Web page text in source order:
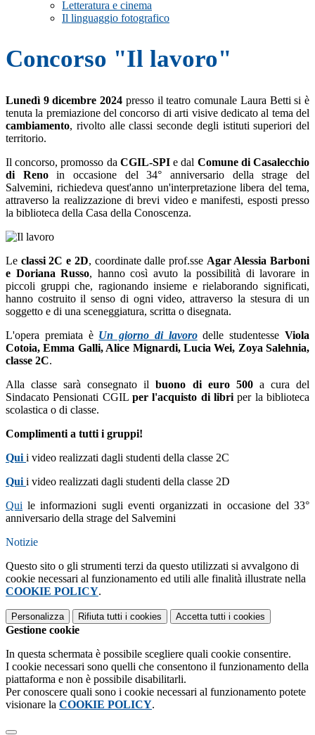
Letteratura e cinema
Il linguaggio fotografico
Concorso "Il lavoro"
Lunedì 9 dicembre 2024 presso il teatro comunale Laura Betti si è
tenuta la premiazione del concorso di arti visive dedicato al tema del
cambiamento, rivolto alle classi seconde degli istituti superiori del
territorio.
Il concorso, promosso da CGIL-SPIe dal Comune di Casalecchio
di Renoin occasione del 34° anniversario della strage del
Salvemini, richiedeva quest'anno un'interpretazione libera del tema,
attraverso la realizzazione di brevi video e manifesti, esposti presso
la biblioteca della Casa della Conoscenza.
Le classi 2C e 2D, coordinate dalle prof.sse Agar Alessia Barboni
e Doriana Russo, hanno così avuto la possibilità di lavorare in
piccoli gruppi che, ragionando insieme e rielaborando significati,
hanno costruito il senso di ogni video, attraverso la stesura di un
soggetto e di una sceneggiatura, scritta o disegnata.
L'opera premiata è Un giorno di lavorodelle studentesseViola
Cotoia, Emma Galli, Alice Mignardi, Lucia Wei, Zoya Salehnia,
classe 2C.
Alla classe sarà consegnato ilbuono di euro 500a cura del
Sindacato Pensionati CGIL per l'acquisto di libri per la biblioteca
scolastica o di classe.
Complimenti a tutti i gruppi!
Qui i video realizzati dagli studenti della classe 2C
Qui i video realizzati dagli studenti della classe 2D
Qui le informazioni sugli eventi organizzati in occasione del 33°
anniversario della strage del Salvemini
Notizie
Questo sito o gli strumenti terzi da questo utilizzati si avvalgono di
cookie necessari al funzionamento ed utili alle finalità illustrate nella
COOKIE POLICY.
Personalizza Rifiuta tutti i cookies Accetta tutti i cookies
Gestione cookie
In questa schermata è possibile scegliere quali cookie consentire.
I cookie necessari sono quelli che consentono il funzionamento della
piattaforma e non è possibile disabilitarli.
Per conoscere quali sono i cookie necessari al funzionamento potete
visionare la COOKIE POLICY.